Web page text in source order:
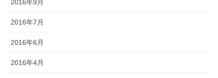
2016年9月
2016年7月
2016年6月
2016年4月